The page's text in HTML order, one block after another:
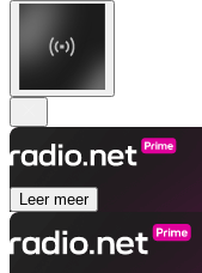
Leer meer